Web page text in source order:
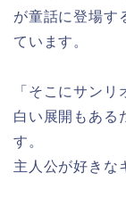
が童話に登場す
ています。
「そこにサン
白い展開もある
す。
主人公が好きな